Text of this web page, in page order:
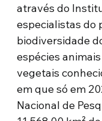
através do
especialistas do
biodiversidade
espécies
vegetais
em que só em
Nacional de